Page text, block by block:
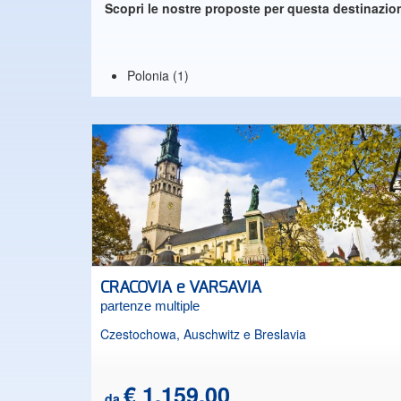
Scopri le nostre proposte per questa
Polonia (1)
CRACOVIA e VARSAVIA
partenze multiple
Czestochowa, Auschwitz e Breslavia